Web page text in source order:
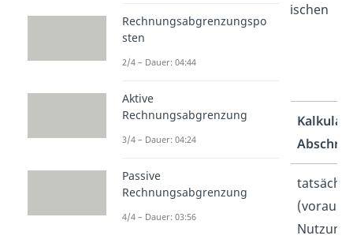
zwischen
der kalkulatorischen und der
bilanziellen Abschreibung im
Abschreibungszeitraum
Rechnungsabgrenzungspo
sten
2/4 – Dauer: 04:44
Aktive
Rechnungsabgrenzung
3/4 – Dauer: 04:24
Passive
Rechnungsabgrenzung
4/4 – Dauer: 03:56